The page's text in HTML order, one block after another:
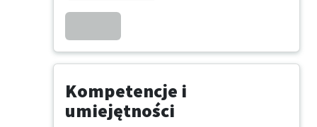
Kompetencje i
umiejętności